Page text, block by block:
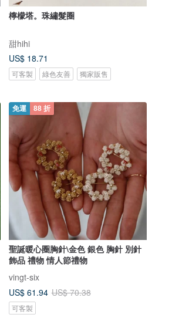
檸檬塔。珠繡髮圈
甜hihi
US$ 18.71
可客製 綠色友善 獨家販售
免運 88 折
聖誕暖心圈胸針\金色 銀色 胸針 別針
飾品 禮物 情人節禮物
vingt-six
US$ 61.94 US$ 70.38
可客製